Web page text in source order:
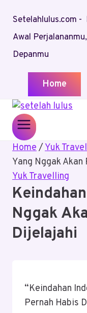
content
Setelahlulus.com -
Awal
Depanmu
Home
Home/Yuk
Yang Nggak
Yuk Travelling
Nggak
Dijelajahi
“Keindahan
Pernah Habis